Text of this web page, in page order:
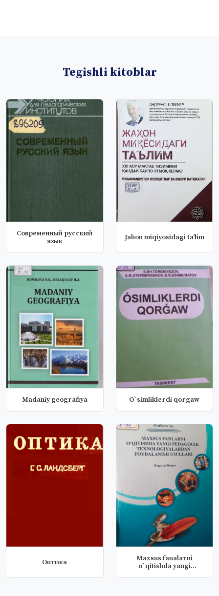
Tegishli kitoblar
Современный русский
язык
Jahon miqiyosidagi ta'lim
Madaniy geografiya O`simliklerdi qorgaw
Оптика
Maxsus fanalarni
o`qitishda yangi